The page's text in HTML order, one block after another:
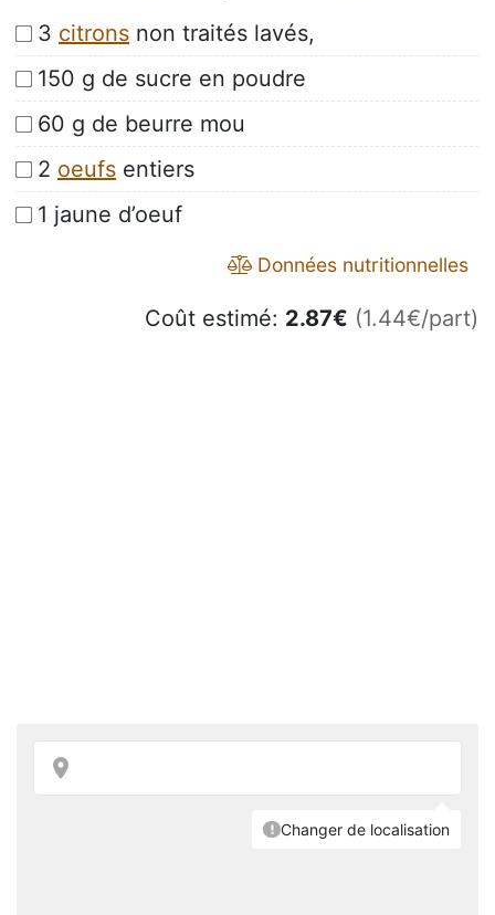
3 citrons non traités lavés,
150 g de sucre en poudre
60 g de beurre mou
2 oeufs entiers
1 jaune d’oeuf
Données nutritionnelles
Coût estimé: 2.87€ (1.44€/part)